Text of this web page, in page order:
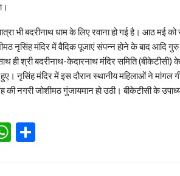
भी बदरीनाथ धाम के लिए रवाना हो गई है। आठ मई
नृसिंह मंदिर में वैदिक पूजाएं संपन्न होने के बाद आदि गुरु
ही श्री बदरीनाथ-केदारनाथ मंदिर समिति (बीकेटीसी)
नृसिंह मंदिर में इस दौरान स्थानीय महिलाओं ने मांगल
नगरी जोशीमठ गुंजायमान हो उठी। बीकेटीसी के
WhatsApp